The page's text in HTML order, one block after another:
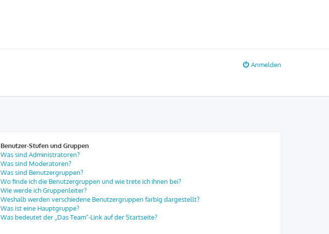
Anmelden
Benutzer-Stufen und Gruppen
Was sind Administratoren?
Was sind Moderatoren?
Was sind Benutzergruppen?
Wo finde ich die Benutzergruppen und wie trete ich ihnen bei?
Wie werde ich Gruppenleiter?
Weshalb werden verschiedene Benutzergruppen farbig dargestellt?
Was ist eine Hauptgruppe?
Was bedeutet der „Das Team“-Link auf der Startseite?